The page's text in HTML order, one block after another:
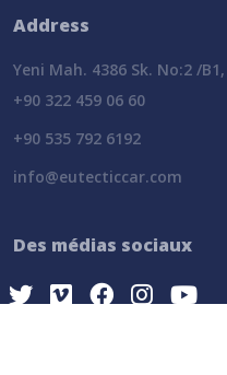
Address
Yeni Mah. 4386 Sk. No:2 /
+90 322 459 06 60
+90 535 792 6192
info@eutecticcar.com
Des médias sociaux